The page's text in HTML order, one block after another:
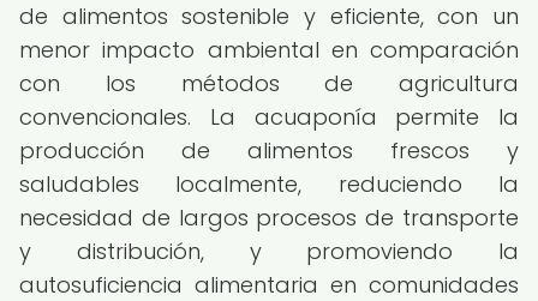
de alimentos sostenible y eficiente, con un
menor impacto ambiental en comparación
con los métodos de agricultura
convencionales. La acuaponía permite la
producción de alimentos frescos y
saludables localmente, reduciendo la
necesidad de largos procesos de transporte
y distribución, y promoviendo la
autosuficiencia alimentaria en comunidades